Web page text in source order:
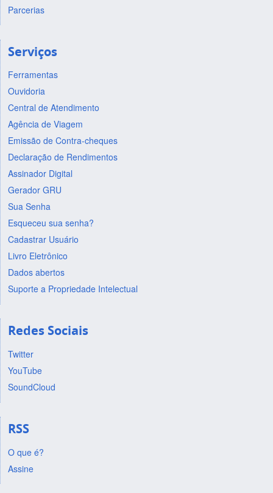
Parcerias
Serviços
Ferramentas
Ouvidoria
Central de Atendimento
Agência de Viagem
Emissão de Contra-cheques
Declaração de Rendimentos
Assinador Digital
Gerador GRU
Sua Senha
Esqueceu sua senha?
Cadastrar Usuário
Livro Eletrônico
Dados abertos
Suporte a Propriedade Intelectual
Redes Sociais
Twitter
YouTube
SoundCloud
RSS
O que é?
Assine